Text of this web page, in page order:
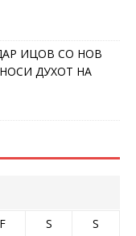
ИЦОВ СО НОВ
ДУХОТ НА
F S S